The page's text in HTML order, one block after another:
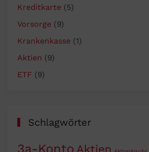
Kreditkarte (5)
Vorsorge (9)
Krankenkasse (1)
Aktien (9)
ETF (9)
Schlagwörter
3a-Konto